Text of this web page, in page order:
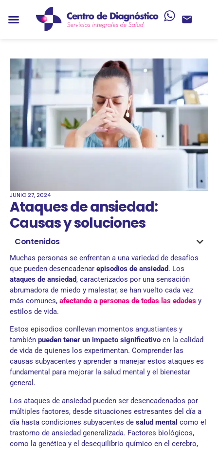
JUNIO 27, 2024
Ataques de ansiedad:
Causas y soluciones
Contenidos
Muchas personas se enfrentan a una variedad de desafíos
que pueden desencadenar episodios de ansiedad. Los
ataques de ansiedad, caracterizados por una sensación
abrumadora de miedo y malestar, se han vuelto cada vez
más comunes, afectando a personas de todas las edades y
estilos de vida.
Estos episodios conllevan momentos angustiantes y
también pueden tener un impacto significativo en la calidad
de vida de quienes los experimentan. Comprender las
causas subyacentes y aprender a manejar estos ataques es
fundamental para mejorar la salud mental y el bienestar
general.
Los ataques de ansiedad pueden ser desencadenados por
múltiples factores, desde situaciones estresantes del día a
día hasta condiciones subyacentes de salud mental como el
trastorno de ansiedad generalizada. Factores biológicos,
como la genética y el desequilibrio químico en el cerebro,